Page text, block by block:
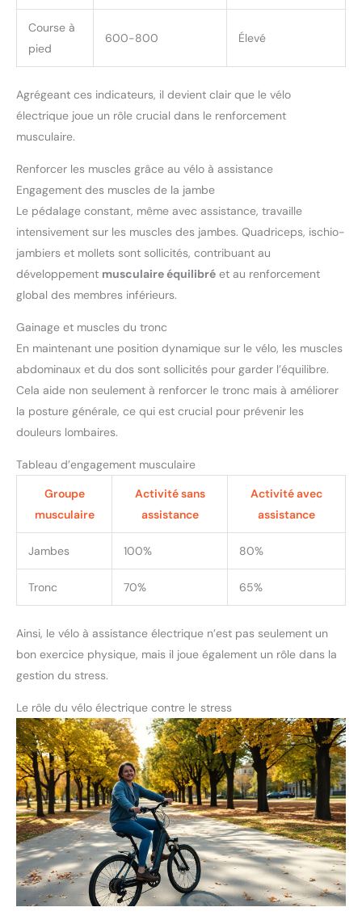
Course à
pied
600-800 Élevé
Agrégeant ces indicateurs, il devient clair que le vélo
électrique joue un rôle crucial dans le renforcement
musculaire.
Renforcer les muscles grâce au vélo à assistance
Engagement des muscles de la jambe
Le pédalage constant, même avec assistance, travaille
intensivement sur les muscles des jambes. Quadriceps, ischio-
jambiers et mollets sont sollicités, contribuant au
développement musculaire équilibré et au renforcement
global des membres inférieurs.
Gainage et muscles du tronc
En maintenant une position dynamique sur le vélo, les muscles
abdominaux et du dos sont sollicités pour garder l’équilibre.
Cela aide non seulement à renforcer le tronc mais à améliorer
la posture générale, ce qui est crucial pour prévenir les
douleurs lombaires.
Tableau d’engagement musculaire
Groupe
musculaire
Activité sans
assistance
Activité avec
assistance
Jambes 100% 80%
Tronc 70% 65%
Ainsi, le vélo à assistance électrique n’est pas seulement un
bon exercice physique, mais il joue également un rôle dans la
gestion du stress.
Le rôle du vélo électrique contre le stress